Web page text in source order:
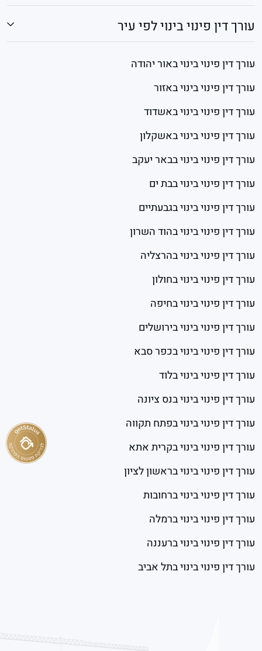
עורך דין פינוי בינוי לפי עיר
עורך דין פינוי בינוי באור יהודה
עורך דין פינוי בינוי באזור
עורך דין פינוי בינוי באשדוד
עורך דין פינוי בינוי באשקלון
עורך דין פינוי בינוי בבאר יעקב
עורך דין פינוי בינוי בבת ים
עורך דין פינוי בינוי בגבעתיים
עורך דין פינוי בינוי בהוד השרון
עורך דין פינוי בינוי בהרצליה
עורך דין פינוי בינוי בחולון
עורך דין פינוי בינוי בחיפה
עורך דין פינוי בינוי בירושלים
עורך דין פינוי בינוי בכפר סבא
עורך דין פינוי בינוי בלוד
עורך דין פינוי בינוי בנס ציונה
עורך דין פינוי בינוי בפתח תקווה
עורך דין פינוי בינוי בקרית אתא
עורך דין פינוי בינוי בראשון לציון
עורך דין פינוי בינוי ברחובות
עורך דין פינוי בינוי ברמלה
עורך דין פינוי בינוי ברעננה
עורך דין פינוי בינוי בתל אביב